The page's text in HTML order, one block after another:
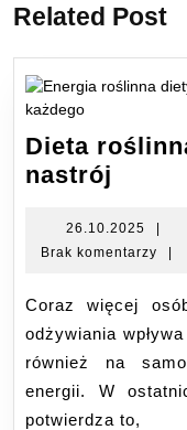
Related Post
Dieta
nastrój
a
poziom
i
26.10.2025 |
Brak komentarzy
|
Coraz więcej osób zauważa, że zmiana sposobu
odżywiania
również na
energii. W
potwierdza to,